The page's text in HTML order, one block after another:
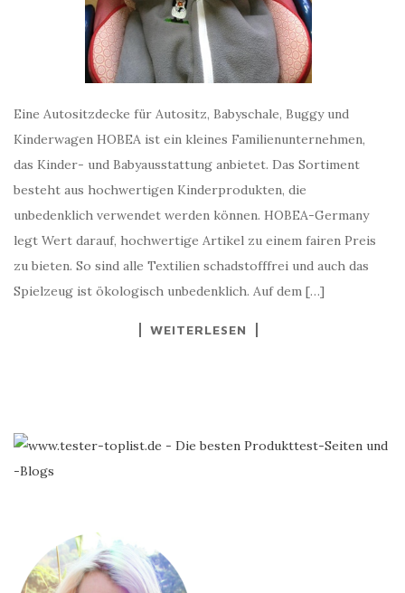
Eine Autositzdecke für Autositz, Babyschale, Buggy und
Kinderwagen HOBEA ist ein kleines Familienunternehmen,
das Kinder- und Babyausstattung anbietet. Das Sortiment
besteht aus hochwertigen Kinderprodukten, die
unbedenklich verwendet werden können. HOBEA-Germany
legt Wert darauf, hochwertige Artikel zu einem fairen Preis
zu bieten. So sind alle Textilien schadstofffrei und auch das
Spielzeug ist ökologisch unbedenklich. Auf dem […]
WEITERLESEN